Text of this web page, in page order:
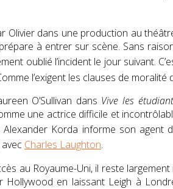
Olivier dans une production au
à entrer sur scène. Sans
oublié l’incident le jour suivant.
l’exigent les clauses de
O’Sullivan dans Vive les
une actrice difficile et
Alexander Korda informe son agent
Charles Laughton.
au Royaume-Uni, il reste
Hollywood en laissant Leigh à